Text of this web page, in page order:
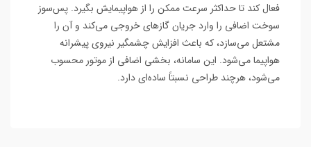
فعال کند تا حداکثر سرعت ممکن را از هواپیمایش بگیرد. پس‌سوز
سوخت اضافی را وارد جریان گازهای خروجی می‌کند و آن را
مشتعل می‌سازد، که باعث افزایش چشمگیر نیروی پیشرانه
هواپیما می‌شود. این سامانه، بخشی اضافی از موتور محسوب
می‌شود، هرچند طراحی نسبتاً ساده‌ای دارد.